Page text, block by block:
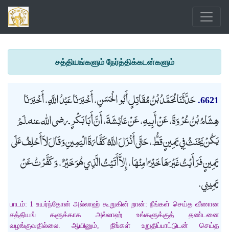
சத்தியங்களும் நேர்த்திக்கடன்களும்
6621. حَدَّثَنَا مُحَمَّدُ بْنُ مُقَاتِلٍ أَبُو الْحَسَنِ، أَخْبَرَنَا عَبْدُ اللَّهِ، أَخْبَرَنَا
هِشَامُ بْنُ عُرْوَةَ، عَنْ أَبِيهِ، عَنْ عَائِشَةَ، أَنَّ أَبَا بَكْرٍ ـ رضى الله عنه ـ لَمْ
يَكُنْ يَحْنَثُ فِي يَمِينٍ قَطُّ، حَتَّى أَنْزَلَ اللَّهُ كَفَّارَةَ الْيَمِينِ وَقَالَ لاَ أَحْلِفُ عَلَى
يَمِينٍ فَرَأَيْتُ غَيْرَهَا خَيْرًا مِنْهَا، إِلاَّ أَتَيْتُ الَّذِي هُوَ خَيْرٌ، وَكَفَّرْتُ عَنْ
يَمِينِي.
பாடம்: 1 உயர்ந்தோன் அல்லாஹ் கூறுகின் றான்: நீங்கள் செய்த வீணான
சத்தியங் களுக்காக அல்லாஹ் உங்களுக்குத் தண்டனை
வழங்குவதில்லை. ஆயினும், நீங்கள் உறுதிப்பாட்டுடன் செய்த